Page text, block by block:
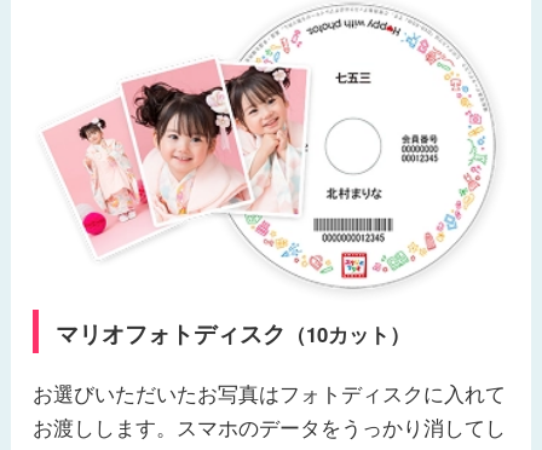
マリオフォトディスク （10カット）
お選びいただいたお写真はフォトディスクに入れて
お渡しします。スマホのデータをうっかり消してし